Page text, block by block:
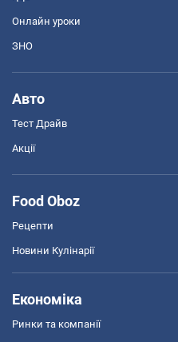
Онлайн уроки
ЗНО
Авто
Тест Драйв
Акції
Food Oboz
Рецепти
Новини Кулінарії
Економіка
Ринки та компанії